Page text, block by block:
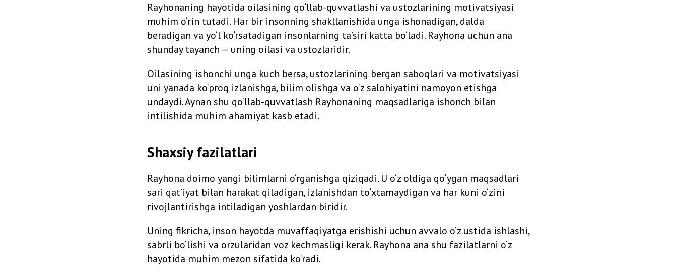
Rayhonaning hayotida oilasining qo‘llab-quvvatlashi va ustozlarining motivatsiyasi
muhim o‘rin tutadi. Har bir insonning shakllanishida unga ishonadigan, dalda
beradigan va yo‘l ko‘rsatadigan insonlarning ta’siri katta bo‘ladi. Rayhona uchun ana
shunday tayanch — uning oilasi va ustozlaridir.
Oilasining ishonchi unga kuch bersa, ustozlarining bergan saboqlari va motivatsiyasi
uni yanada ko‘proq izlanishga, bilim olishga va o‘z salohiyatini namoyon etishga
undaydi. Aynan shu qo‘llab-quvvatlash Rayhonaning maqsadlariga ishonch bilan
intilishida muhim ahamiyat kasb etadi.
Shaxsiy fazilatlari
Rayhona doimo yangi bilimlarni o‘rganishga qiziqadi. U o‘z oldiga qo‘ygan maqsadlari
sari qat’iyat bilan harakat qiladigan, izlanishdan to‘xtamaydigan va har kuni o‘zini
rivojlantirishga intiladigan yoshlardan biridir.
Uning fikricha, inson hayotda muvaffaqiyatga erishishi uchun avvalo o‘z ustida ishlashi,
sabrli bo‘lishi va orzularidan voz kechmasligi kerak. Rayhona ana shu fazilatlarni o‘z
hayotida muhim mezon sifatida ko‘radi.